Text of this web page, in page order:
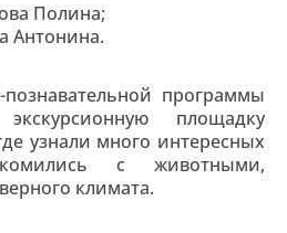
Полина;
Антонина.
программы
площадку
узнали много интересных
с животными,
климата.